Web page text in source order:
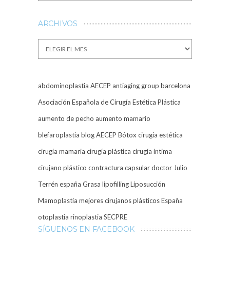
ARCHIVOS
Archivos
abdominoplastia AECEP antiaging group barcelona
Asociación Española de Cirugía Estética Plástica
aumento de pecho aumento mamario
blefaroplastia blog AECEP Bótox cirugía estética
cirugía mamaria cirugía plástica cirugía íntima
cirujano plástico contractura capsulardoctor Julio
Terrén españa Grasa lipofillingLiposucción
Mamoplastia mejores cirujanos plásticos España
otoplastia rinoplastia SECPRE
SÍGUENOS EN FACEBOOK